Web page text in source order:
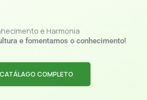
e Harmonia
e fomentamos o conhecimento!
COMPLETO